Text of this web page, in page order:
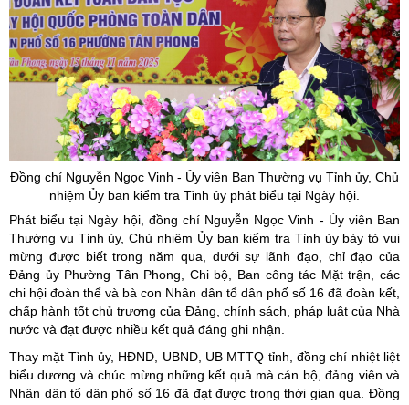
Đồng chí Nguyễn Ngọc Vinh - Ủy viên Ban Thường vụ Tỉnh ủy, Chủ
nhiệm Ủy ban kiểm tra Tỉnh ủy phát biểu tại Ngày hội.
Phát biểu tại Ngày hội, đồng chí Nguyễn Ngọc Vinh - Ủy viên Ban
Thường vụ Tỉnh ủy, Chủ nhiệm Ủy ban kiểm tra Tỉnh ủy bày tỏ vui
mừng được biết trong năm qua, dưới sự lãnh đạo, chỉ đạo của
Đảng ủy Phường Tân Phong, Chi bộ, Ban công tác Mặt trận, các
chi hội đoàn thể và bà con Nhân dân tổ dân phố số 16 đã đoàn kết,
chấp hành tốt chủ trương của Đảng, chính sách, pháp luật của Nhà
nước và đạt được nhiều kết quả đáng ghi nhận.
Thay mặt Tỉnh ủy, HĐND, UBND, UB MTTQ tỉnh, đồng chí nhiệt liệt
biểu dương và chúc mừng những kết quả mà cán bộ, đảng viên và
Nhân dân tổ dân phố số 16 đã đạt được trong thời gian qua. Đồng